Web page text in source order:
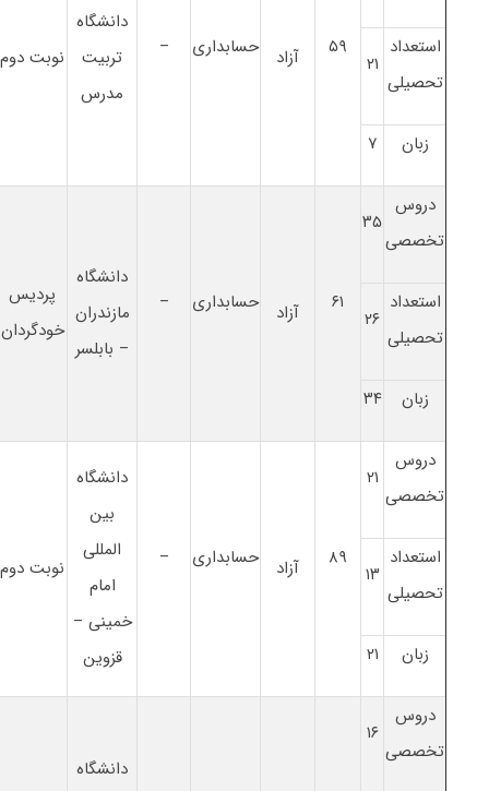
۵۹ آزاد حسابداری –
دانشگاه
تربیت
مدرس
نوبت دوم
استعداد
تحصیلی
۲۱
زبان ۷
دروس
تخصصی
۳۵
۶۱ آزاد حسابداری –
دانشگاه
مازندران
– بابلسر
پردیس
خودگردان
استعداد
تحصیلی
۲۶
زبان ۳۴
دروس
تخصصی
۲۱
۸۹ آزاد حسابداری –
دانشگاه
بین
المللی
امام
خمینی –
قزوین
نوبت دوم
استعداد
تحصیلی
۱۳
زبان ۲۱
دروس
تخصصی
۱۶
دانشگاه